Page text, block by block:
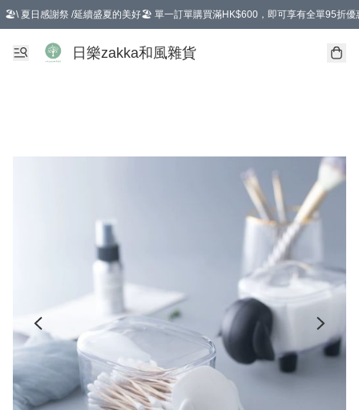
🏖️\ 夏日感謝祭 /延續盛夏的美好🏖️ 單一訂單購買滿HK$600，即可享有全單95折優
選擇GoGoX住宅/工商地址配送，單一訂單消費購物滿HK$680(折扣後），可享有
日樂zakka和風雜貨